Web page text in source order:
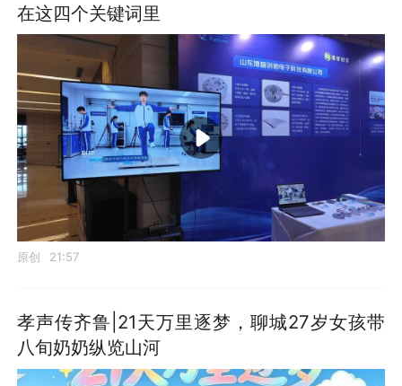
在这四个关键词里
原创 21:57
孝声传齐鲁|21天万里逐梦，聊城27岁女孩带
八旬奶奶纵览山河